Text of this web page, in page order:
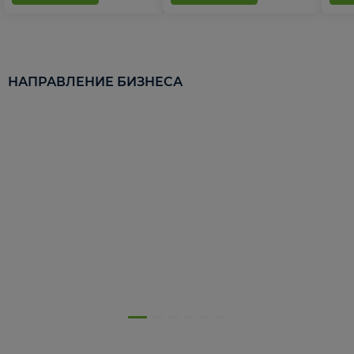
НАПРАВЛЕНИЕ БИЗНЕСА